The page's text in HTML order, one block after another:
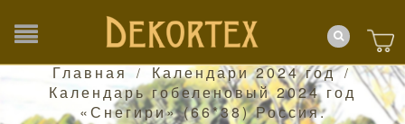
Главная / Календари 2024 год /
Календарь гобеленовый 2024 год
«Снегири» (66*38) Россия.